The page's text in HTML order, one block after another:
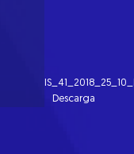
Descarga